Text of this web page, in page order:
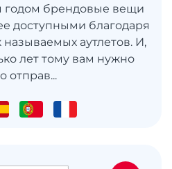
годом брендовые вещи
доступными благодаря
аутлетов. И,
лет тому вам нужно
отправ...